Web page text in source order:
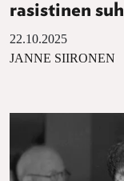
rasistinen
22.10.2025
JANNE SIIRONEN